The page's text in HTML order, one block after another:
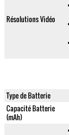
Résolutions Vidéo
Type de Batterie
Capacité Batterie
(mAh)